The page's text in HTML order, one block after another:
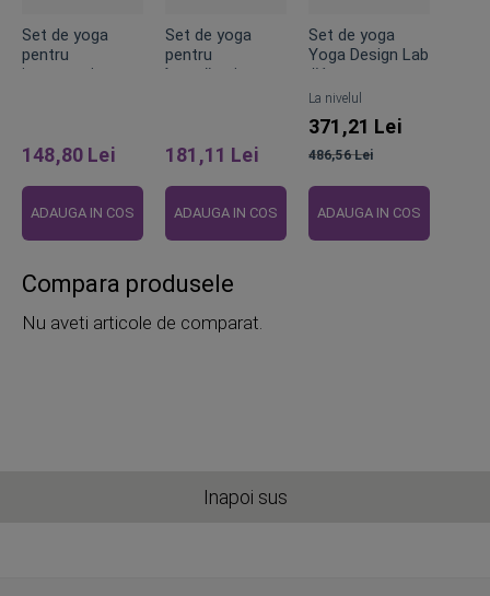
Set de yoga
pentru
incepatori
148,80 Lei
ADAUGA IN COS
Set de yoga
pentru
începători
181,11 Lei
ADAUGA IN COS
Set de yoga
Yoga Design Lab
#1
La nivelul
371,21 Lei
obisnuit
486,56 Lei
ADAUGA IN COS
Compara produsele
Nu aveti articole de comparat.
Inapoi sus